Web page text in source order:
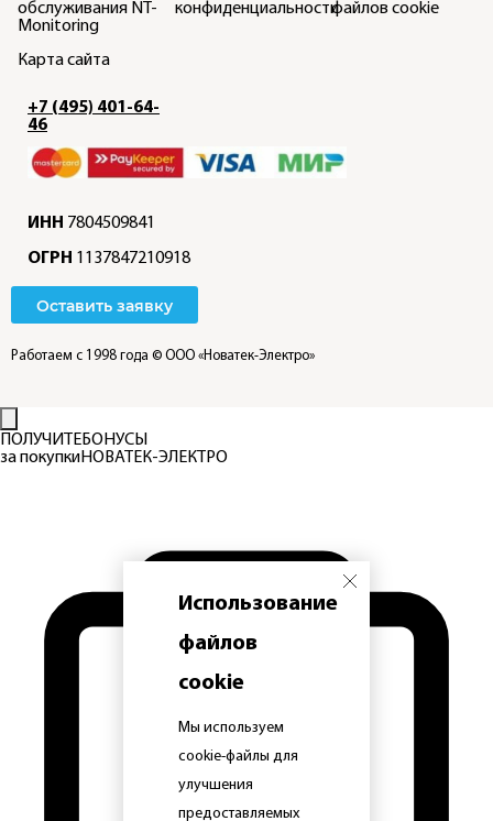
обслуживания NT-
Monitoring
конфиденциальностифайлов cookie
Карта сайта
+7 (495) 401-64-
46
ИНН 7804509841
ОГРН 1137847210918
Оставить заявку
Работаем с 1998 года © ООО «Новатек-Электро»
Использование
файлов
cookie
Мы используем
cookie-файлы для
улучшения
предоставляемых
ПОЛУЧИТЕБОНУСЫ
за покупкиНОВАТЕК-ЭЛЕКТРО